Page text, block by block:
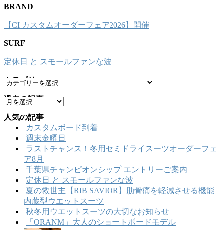
BRAND
【CI カスタムオーダーフェア2026】開催
SURF
定休日 と スモールファンな波
カテゴリー
カ
テ
ゴ
リ
ー
過去の記事
ア
ー
カ
人気の記事
カスタムボード到着
週末金曜日
ラストチャンス！冬用セミドライスーツオーダーフェ
ア8月
千葉県チャンピオンシップ エントリーご案内
定休日 と スモールファンな波
夏の救世主【RIB SAVIOR】肋骨痛を軽減させる機能
内蔵型ウエットスーツ
秋冬用ウエットスーツの大切なお知らせ
「ORANM」大人のショートボードモデル